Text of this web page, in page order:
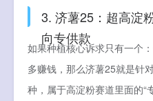
3. 济薯25：超高淀
向专供款
如果种植核心诉求只有一个
多赚钱，那么济薯25就是针
种，属于高淀粉赛道里面的“